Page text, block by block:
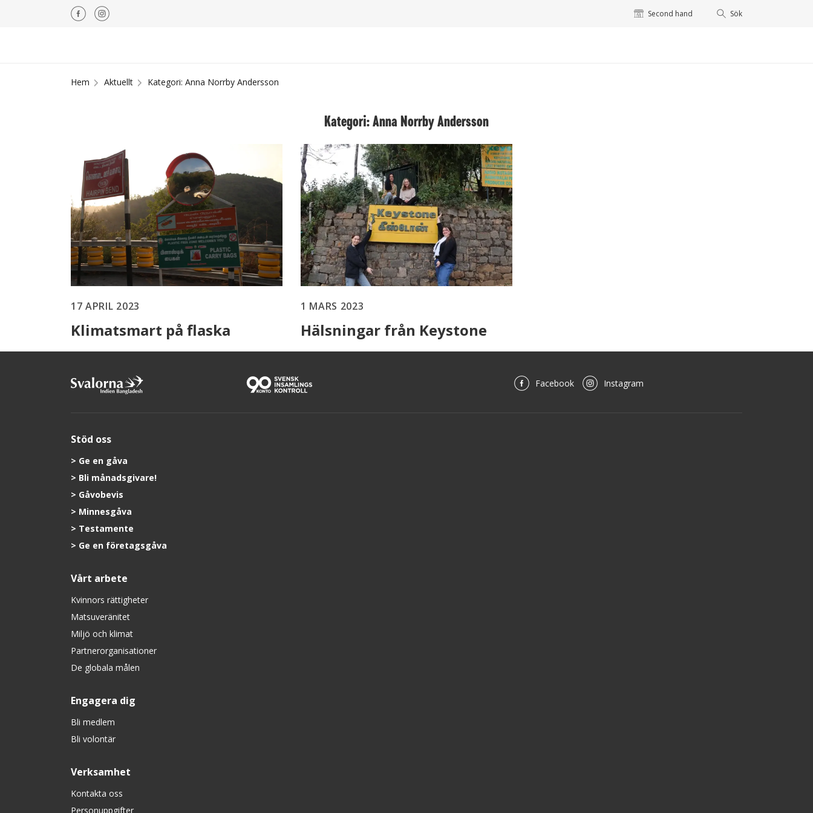
Second hand Sök
Hem Aktuellt Kategori: Anna Norrby Andersson
Kategori: Anna Norrby Andersson
17 APRIL 2023
Klimatsmart på flaska
1 MARS 2023
Hälsningar från Keystone
Facebook Instagram
Stöd oss
Ge en gåva
Bli månadsgivare!
Gåvobevis
Minnesgåva
Testamente
Ge en företagsgåva
Vårt arbete
Kvinnors rättigheter
Matsuveränitet
Miljö och klimat
Partnerorganisationer
De globala målen
Engagera dig
Bli medlem
Bli volontär
Verksamhet
Kontakta oss
Personuppgifter